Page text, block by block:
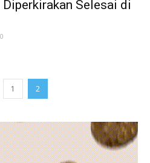
Selesai di
1 2